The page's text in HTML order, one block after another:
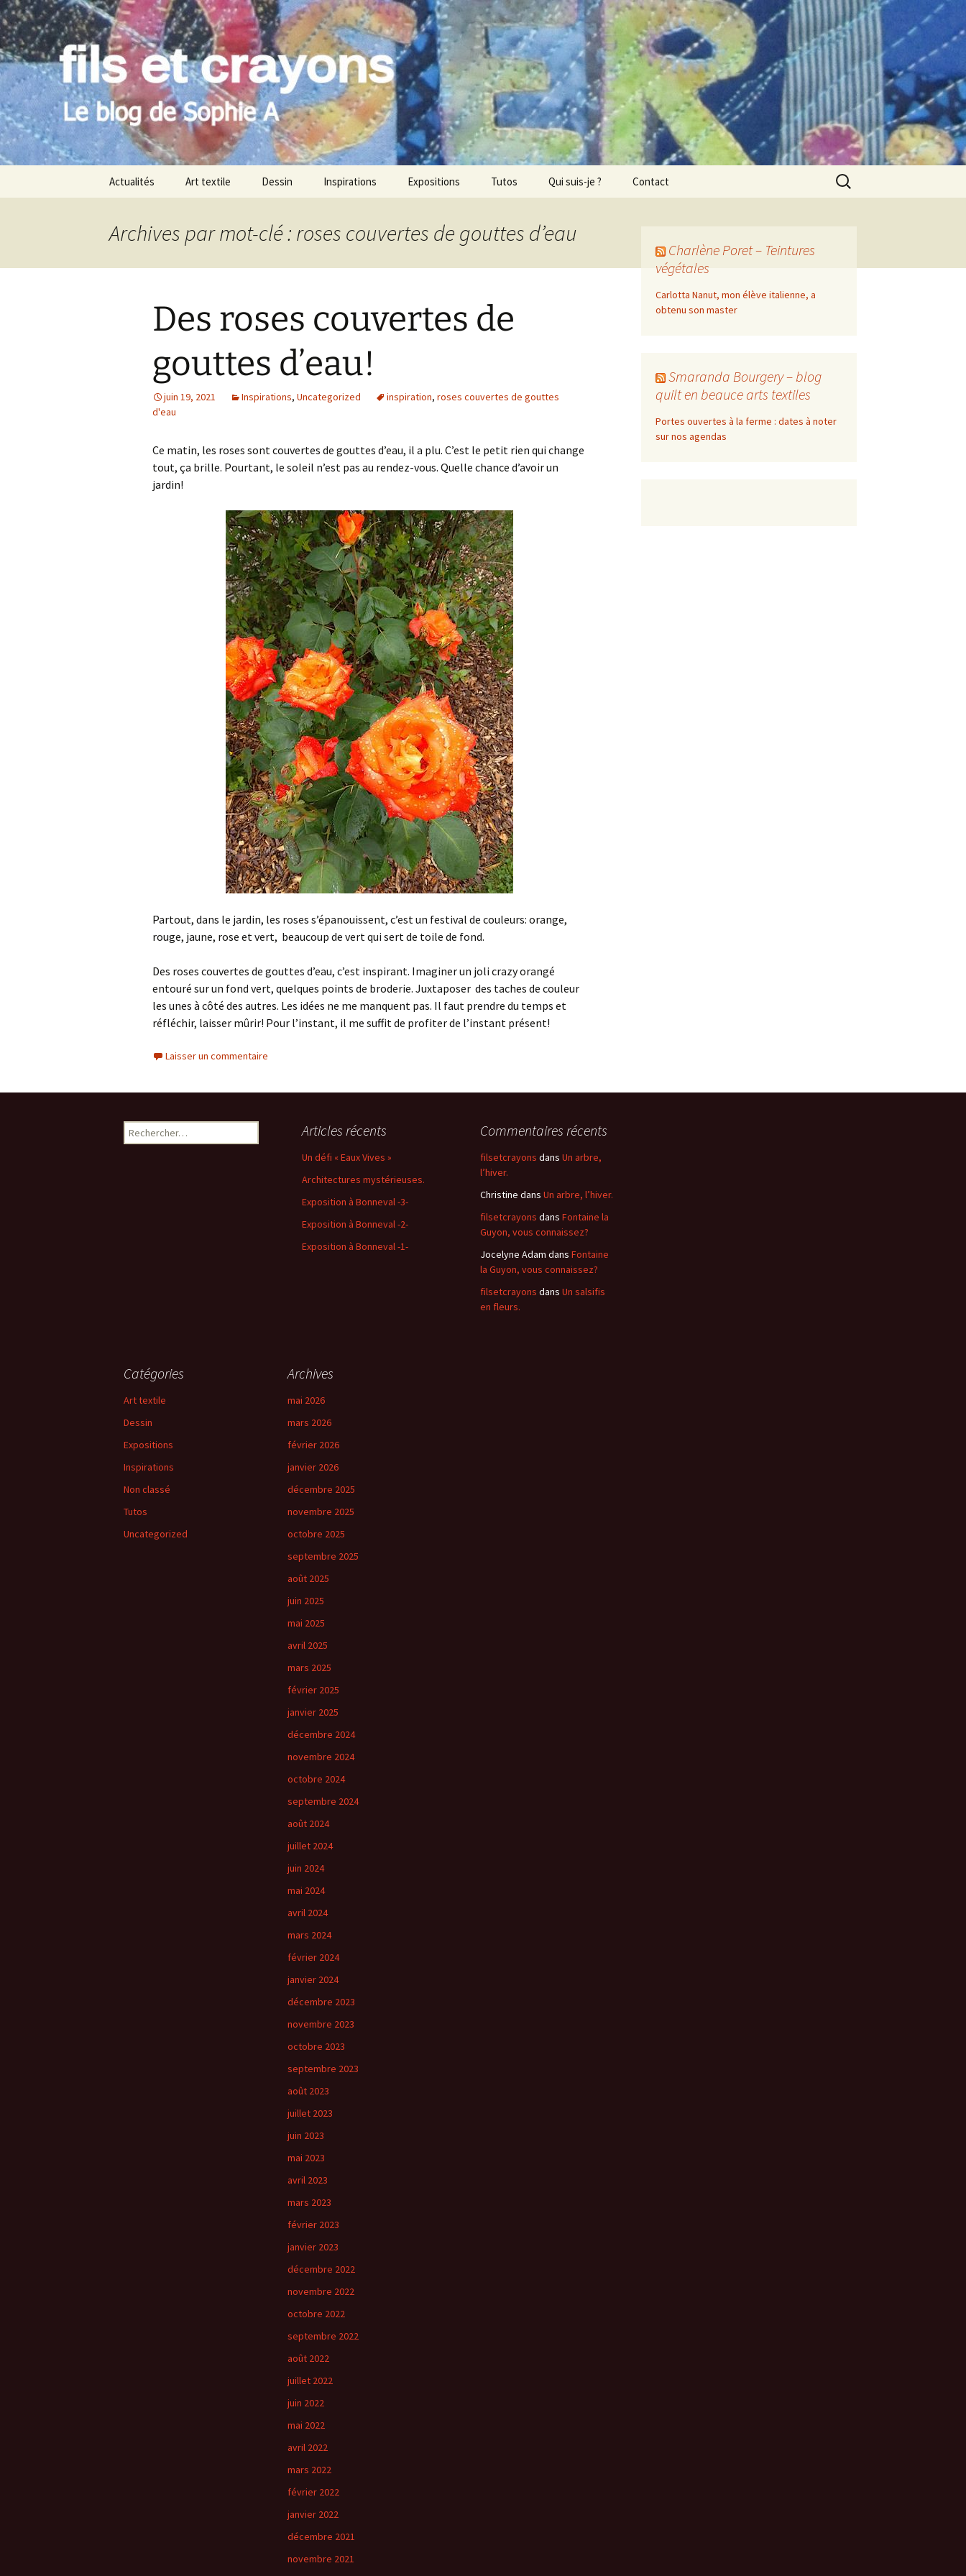
Aller
au
contenu
filsetcrayons
Le blog de Sophie A
Actualités Art textile Dessin Inspirations Expositions Tutos Qui suis-je ? Contact
Rechercher :
Archives par mot-clé : roses couvertes de gouttes d’eau
Des roses couvertes de
gouttes d’eau!
juin 19, 2021 Inspirations, Uncategorized inspiration, roses couvertes de gouttes
d'eau
Ce matin, les roses sont couvertes de gouttes d’eau, il a plu. C’est le petit rien qui change
tout, ça brille. Pourtant, le soleil n’est pas au rendez-vous. Quelle chance d’avoir un
jardin!
Partout, dans le jardin, les roses s’épanouissent, c’est un festival de couleurs: orange,
rouge, jaune, rose et vert, beaucoup de vert qui sert de toile de fond.
Des roses couvertes de gouttes d’eau, c’est inspirant. Imaginer un joli crazy orangé
entouré sur un fond vert, quelques points de broderie. Juxtaposer des taches de couleur
les unes à côté des autres. Les idées ne me manquent pas. Il faut prendre du temps et
réfléchir, laisser mûrir! Pour l’instant, il me suffit de profiter de l’instant présent!
Laisser un commentaire
Charlène Poret – Teintures
végétales
Carlotta Nanut, mon élève italienne, a
obtenu son master
Smaranda Bourgery – blog
quilt en beauce arts textiles
Portes ouvertes à la ferme : dates à noter
sur nos agendas
Rechercher : Articles récents
Un défi « Eaux Vives »
Architectures mystérieuses.
Exposition à Bonneval -3-
Exposition à Bonneval -2-
Exposition à Bonneval -1-
Commentaires récents
filsetcrayons dans Un arbre,
l’hiver.
Christine dans Un arbre, l’hiver.
filsetcrayons dans Fontaine la
Guyon, vous connaissez?
Jocelyne Adam dans Fontaine
la Guyon, vous connaissez?
filsetcrayons dans Un salsifis
en fleurs.
Catégories
Art textile
Dessin
Expositions
Inspirations
Non classé
Tutos
Uncategorized
Archives
mai 2026
mars 2026
février 2026
janvier 2026
décembre 2025
novembre 2025
octobre 2025
septembre 2025
août 2025
juin 2025
mai 2025
avril 2025
mars 2025
février 2025
janvier 2025
décembre 2024
novembre 2024
octobre 2024
septembre 2024
août 2024
juillet 2024
juin 2024
mai 2024
avril 2024
mars 2024
février 2024
janvier 2024
décembre 2023
novembre 2023
octobre 2023
septembre 2023
août 2023
juillet 2023
juin 2023
mai 2023
avril 2023
mars 2023
février 2023
janvier 2023
décembre 2022
novembre 2022
octobre 2022
septembre 2022
août 2022
juillet 2022
juin 2022
mai 2022
avril 2022
mars 2022
février 2022
janvier 2022
décembre 2021
novembre 2021